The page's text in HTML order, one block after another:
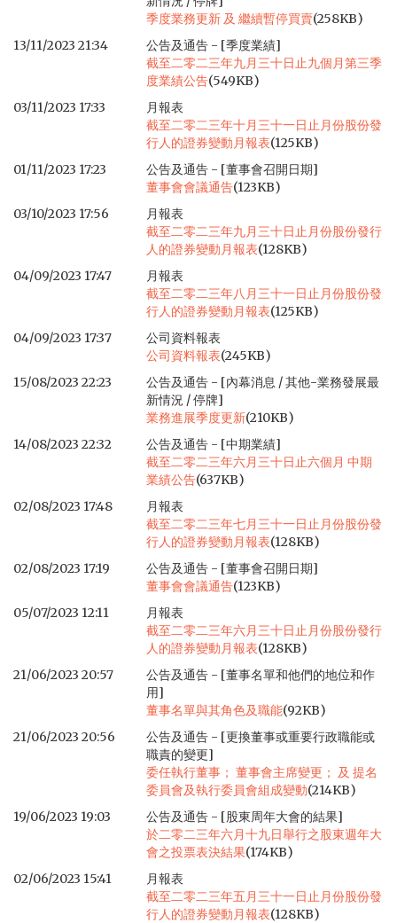
季度業務更新 及 繼續暫停買賣(258KB)
13/11/2023 21:34
公告及通告 - [季度業績]
截至二零二三年九月三十日止九個月第三季
度業績公告(549KB)
03/11/2023 17:33
月報表
截至二零二三年十月三十一日止月份股份發
行人的證券變動月報表(125KB)
01/11/2023 17:23
公告及通告 - [董事會召開日期]
董事會會議通告(123KB)
03/10/2023 17:56
月報表
截至二零二三年九月三十日止月份股份發行
人的證券變動月報表(128KB)
04/09/2023 17:47
月報表
截至二零二三年八月三十一日止月份股份發
行人的證券變動月報表(125KB)
04/09/2023 17:37
公司資料報表
公司資料報表(245KB)
15/08/2023 22:23
公告及通告 - [內幕消息 / 其他-業務發展最
新情況 / 停牌]
業務進展季度更新(210KB)
14/08/2023 22:32
公告及通告 - [中期業績]
截至二零二三年六月三十日止六個月 中期
業績公告(637KB)
02/08/2023 17:48
月報表
截至二零二三年七月三十一日止月份股份發
行人的證券變動月報表(128KB)
02/08/2023 17:19
公告及通告 - [董事會召開日期]
董事會會議通告(123KB)
05/07/2023 12:11
月報表
截至二零二三年六月三十日止月份股份發行
人的證券變動月報表(128KB)
21/06/2023 20:57
公告及通告 - [董事名單和他們的地位和作
用]
董事名單與其角色及職能(92KB)
21/06/2023 20:56
公告及通告 - [更換董事或重要行政職能或
職責的變更]
委任執行董事； 董事會主席變更； 及 提名
委員會及執行委員會組成變動(214KB)
19/06/2023 19:03
公告及通告 - [股東周年大會的結果]
於二零二三年六月十九日舉行之股東週年大
會之投票表決結果(174KB)
02/06/2023 15:41
月報表
截至二零二三年五月三十一日止月份股份發
行人的證券變動月報表(128KB)